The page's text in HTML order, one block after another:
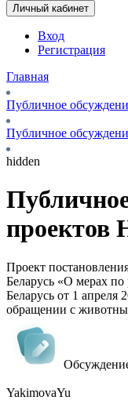
Личный кабинет
Вход
Регистрация
Главная
Публичное
Публичное
hidden
Проект
Беларусь «О мерах по
Беларусь от 1 апреля
обращении с
YakimovaYu